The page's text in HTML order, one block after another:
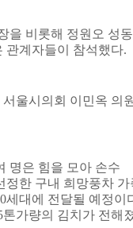
을 비롯해 정원오 성동
관계자들이 참석했다.
서울시의회 이민옥 의원
명은 힘을 모아 손수
정한 구내 희망풍차 가
세대에 전달될 예정이
톤가량의 김치가 전해